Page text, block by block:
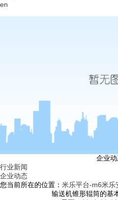
en
企业
行业新闻
企业动态
您当前所在的位置： 米乐平台-m6米乐
输送机锥形辊筒的基